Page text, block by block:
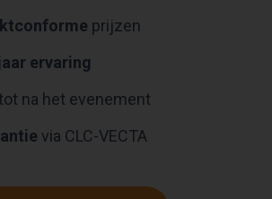
prijzen
ervaring
na het evenement
via CLC-VECTA